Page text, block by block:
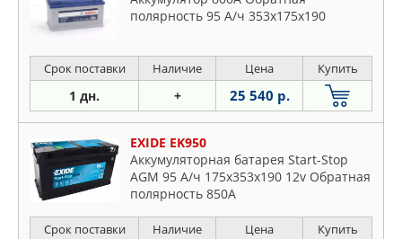
полярность 95 А/ч 353x175x190
Срок поставки Наличие Цена Купить
1 дн. + 25 540 р.
EXIDE EK950
Аккумуляторная батарея Start-Stop
AGM 95 А/ч 175x353x190 12v Обратная
полярность 850A
Срок поставки Наличие Цена Купить